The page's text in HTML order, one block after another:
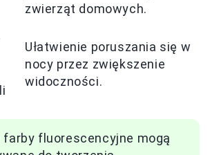
zwierząt domowych.
Ułatwienie poruszania się w
nocy przez zwiększenie
widoczności.
farby fluorescencyjne mogą